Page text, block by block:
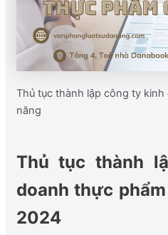
Thủ tục thành lập công ty
năng
Thủ tục thành
doanh thực
2024